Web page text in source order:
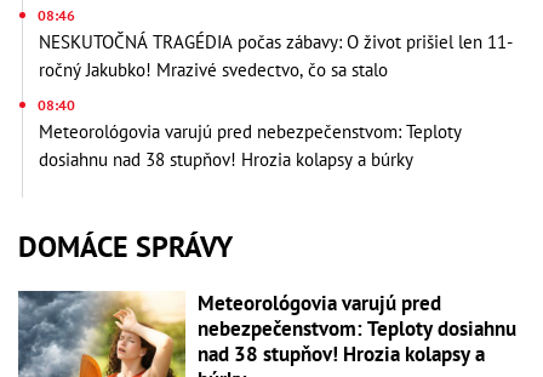
08:46
NESKUTOČNÁ TRAGÉDIA počas zábavy: O život prišiel len 11-
ročný Jakubko! Mrazivé svedectvo, čo sa stalo
08:40
Meteorológovia varujú pred nebezpečenstvom: Teploty
dosiahnu nad 38 stupňov! Hrozia kolapsy a búrky
DOMÁCE SPRÁVY
Meteorológovia varujú pred
nebezpečenstvom: Teploty dosiahnu
nad 38 stupňov! Hrozia kolapsy a